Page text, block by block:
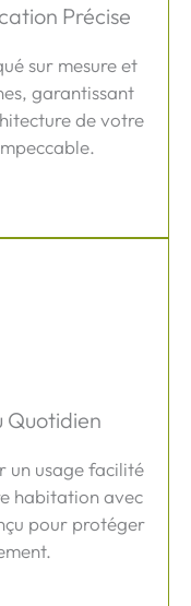
Précise
sur mesure et
garantissant
de votre
Quotidien
un usage facilité
habitation avec
pour protéger